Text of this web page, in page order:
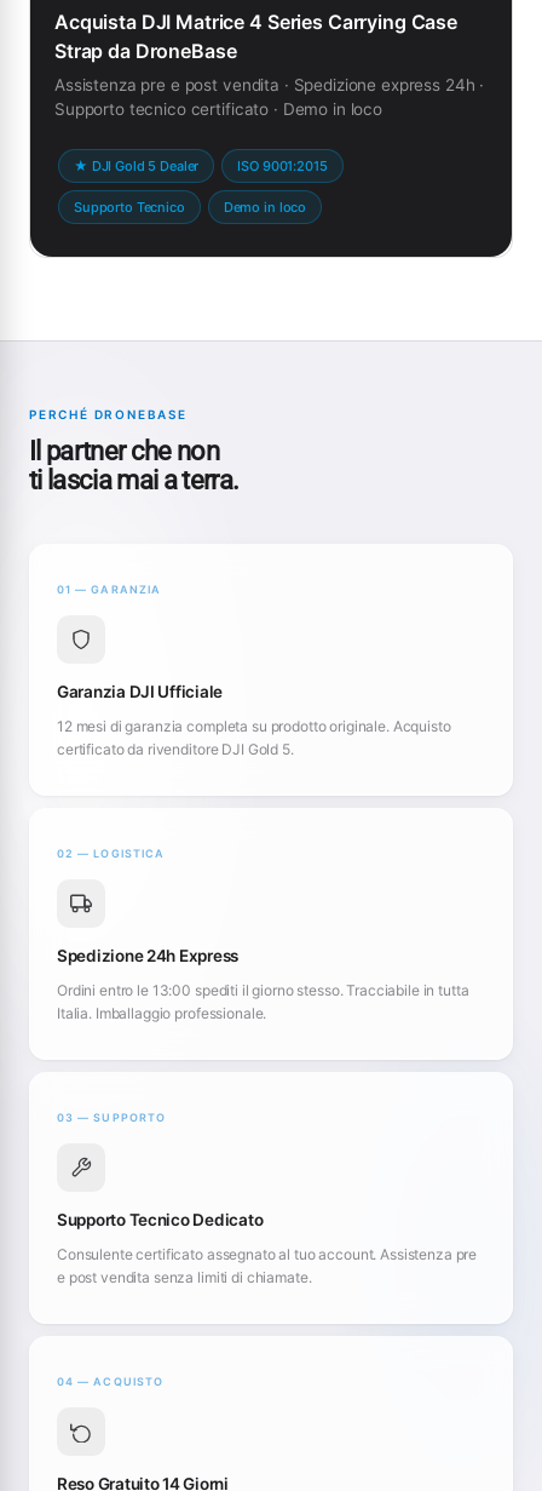
Acquista DJI Matrice 4 Series Carrying Case
Strap da DroneBase
Assistenza pre e post vendita · Spedizione express 24h ·
Supporto tecnico certificato · Demo in loco
★ DJI Gold 5 Dealer ISO 9001:2015
Supporto Tecnico Demo in loco
PERCHÉ DRONEBASE
Il partner che non
ti lascia mai a terra.
01 — GARANZIA
Garanzia DJI Ufficiale
12 mesi di garanzia completa su prodotto originale. Acquisto
certificato da rivenditore DJI Gold 5.
02 — LOGISTICA
Spedizione 24h Express
Ordini entro le 13:00 spediti il giorno stesso. Tracciabile in tutta
Italia. Imballaggio professionale.
03 — SUPPORTO
Supporto Tecnico Dedicato
Consulente certificato assegnato al tuo account. Assistenza pre
e post vendita senza limiti di chiamate.
04 — ACQUISTO
Reso Gratuito 14 Giorni